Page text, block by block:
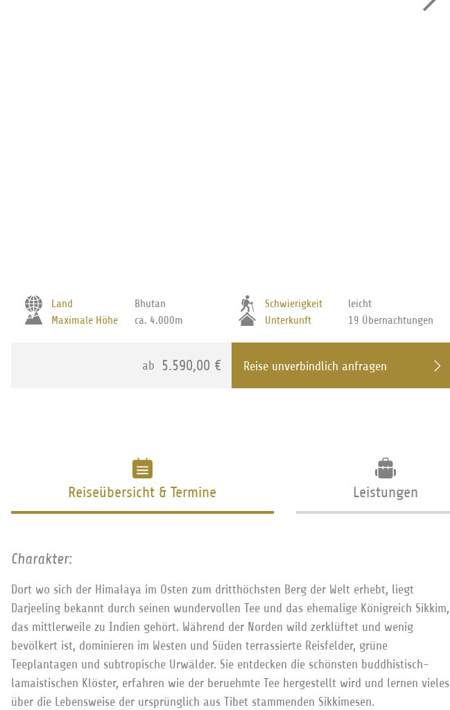
Land Bhutan Schwierigkeit
leicht
Maximale Höhe
ca. 4.000m Unterkunft 19 Übernachtungen
ab 5.590,00 € Reise unverbindlich anfragen
Reiseübersicht & Termine Leistungen
Charakter:
Dort wo sich der Himalaya im Osten zum dritthöchsten Berg der Welt erhebt, liegt
Darjeeling bekannt durch seinen wundervollen Tee und das ehemalige Königreich Sikkim,
das mittlerweile zu Indien gehört. Während der Norden wild zerklüftet und wenig
bevölkert ist, dominieren im Westen und Süden terrassierte Reisfelder, grüne
Teeplantagen und subtropische Urwälder. Sie entdecken die schönsten buddhistisch-
lamaistischen Klöster, erfahren wie der beruehmte Tee hergestellt wird und lernen vieles
über die Lebensweise der ursprünglich aus Tibet stammenden Sikkimesen.